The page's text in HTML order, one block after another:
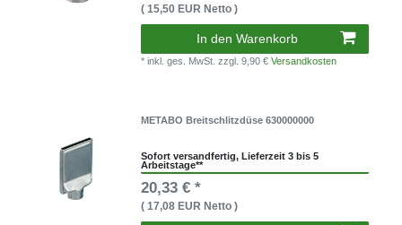
( 15,50 EUR Netto )
In den Warenkorb
* inkl. ges. MwSt.zzgl. 9,90 €Versandkosten
METABO Breitschlitzdüse 630000000
Sofort versandfertig, Lieferzeit 3 bis 5
Arbeitstage**
20,33 € *
( 17,08 EUR Netto )